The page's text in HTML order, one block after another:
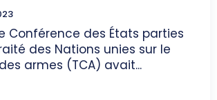
Conférence des États parties
des Nations unies sur le
armes (TCA) avait...